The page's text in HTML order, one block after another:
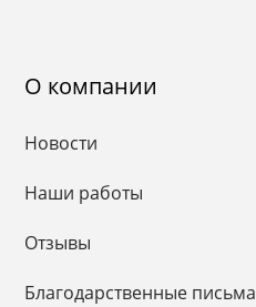
О компании
Новости
Наши работы
Отзывы
Благодарственные письма